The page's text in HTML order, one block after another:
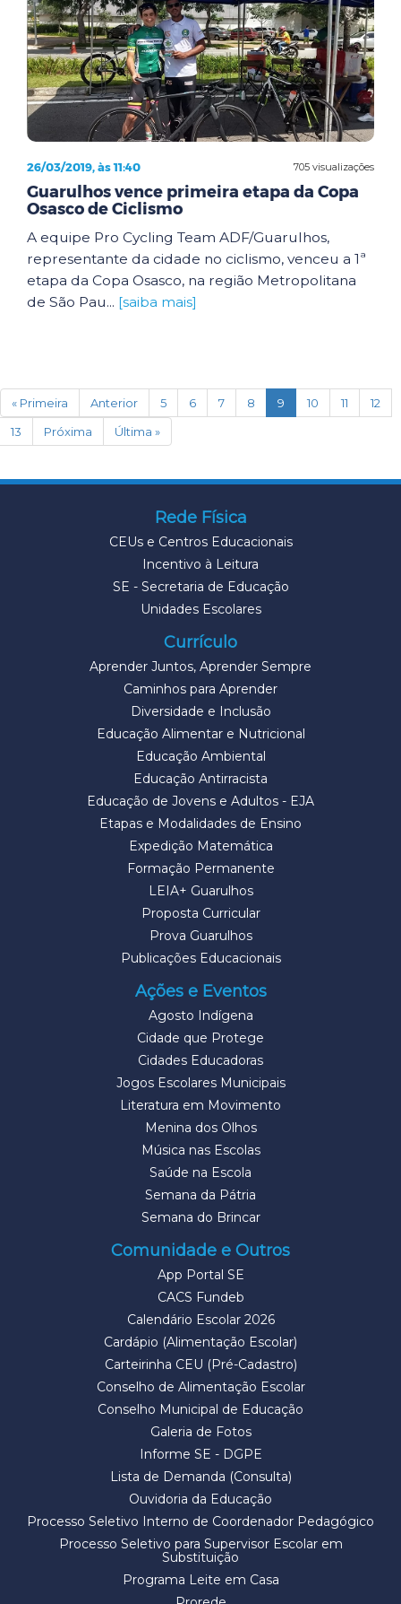
705 visualizações
26/03/2019, às 11:40
Guarulhos vence primeira etapa da Copa
Osasco de Ciclismo
A equipe Pro Cycling Team ADF/Guarulhos,
representante da cidade no ciclismo, venceu a 1ª
etapa da Copa Osasco, na região Metropolitana
de São Pau... [saiba mais]
« Primeira Anterior 5 6 7 8 9 (current)
10 11
12
13
Próxima Última »
Rede Física
CEUs e Centros Educacionais
Incentivo à Leitura
SE - Secretaria de Educação
Unidades Escolares
Currículo
Aprender Juntos, Aprender Sempre
Caminhos para Aprender
Diversidade e Inclusão
Educação Alimentar e Nutricional
Educação Ambiental
Educação Antirracista
Educação de Jovens e Adultos - EJA
Etapas e Modalidades de Ensino
Expedição Matemática
Formação Permanente
LEIA+ Guarulhos
Proposta Curricular
Prova Guarulhos
Publicações Educacionais
Ações e Eventos
Agosto Indígena
Cidade que Protege
Cidades Educadoras
Jogos Escolares Municipais
Literatura em Movimento
Menina dos Olhos
Música nas Escolas
Saúde na Escola
Semana da Pátria
Semana do Brincar
Comunidade e Outros
App Portal SE
CACS Fundeb
Calendário Escolar 2026
Cardápio (Alimentação Escolar)
Carteirinha CEU (Pré-Cadastro)
Conselho de Alimentação Escolar
Conselho Municipal de Educação
Galeria de Fotos
Informe SE - DGPE
Lista de Demanda (Consulta)
Ouvidoria da Educação
Processo Seletivo Interno de Coordenador Pedagógico
Processo Seletivo para Supervisor Escolar em
Substituição
Programa Leite em Casa